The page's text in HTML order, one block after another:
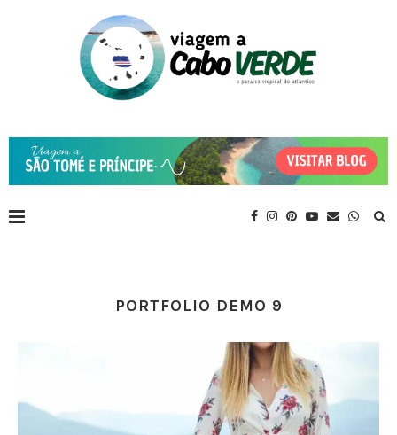
PORTFOLIO DEMO 9